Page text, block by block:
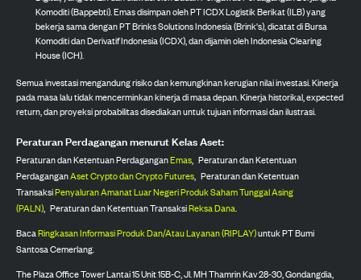
Komoditi (Bappebti). Emas disimpan oleh PT ICDX Logistik Berikat (ILB) yang
bekerja sama dengan PT Brinks Solutions Indonesia (Brink's), dicatat di Bursa
Komoditi dan Derivatif Indonesia (ICDX), dan dijamin oleh Indonesia Clearing
House (ICH).
Semua investasi mengandung risiko dan kemungkinan kerugian nilai investasi. Kinerja
pada masa lalu tidak mencerminkan kinerja di masa depan. Kinerja historikal, expected
return, dan proyeksi probabilitas disediakan untuk tujuan informasi dan ilustrasi.
Peraturan Perdagangan menurut Kelas Aset:
Peraturan dan Ketentuan PerdaganganEmas, Peraturan dan Ketentuan
PerdaganganAset Crypto dan Crypto Futures, Peraturan dan Ketentuan
TransaksiPenyaluran Amanat Luar Negeri Produk Saham Tunggal Asing
(PALN), Peraturan dan Ketentuan TransaksiReksa Dana.
BacaRingkasan Informasi Produk Dan/Atau Layanan (RIPLAY)untuk PT Bumi
Santosa Cemerlang.
The Plaza Office Tower Lantai 15 Unit 15B-C, Jl. MH Thamrin Kav 28-30, Gondangdia,